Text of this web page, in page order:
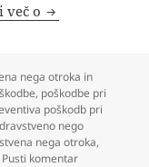
več o Preventiva
nega otroka in
, poškodbe pri
poškodb pri
nego
nega otroka,
Pusti komentarna